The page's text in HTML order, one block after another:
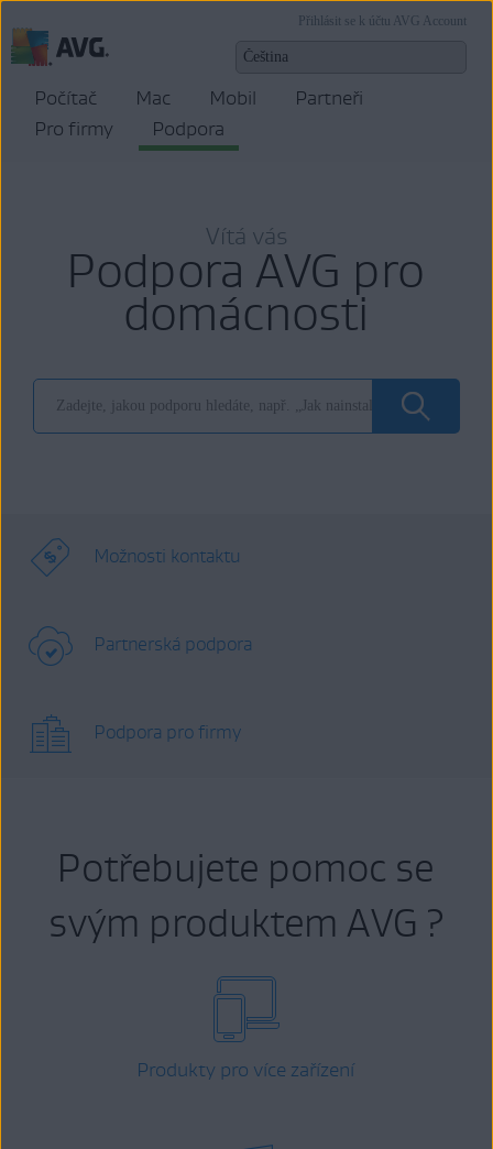
Přihlásit se k účtu AVG Account
Počítač Mac Mobil
Partneři
Pro firmy
Podpora
Vítá vás
Podpora AVG pro
domácnosti
Možnosti kontaktu
Partnerská podpora
Podpora pro firmy
Potřebujete pomoc se
svým produktem AVG ?
Produkty pro více zařízení